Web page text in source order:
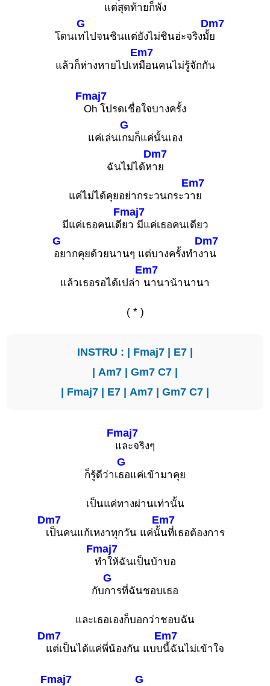
แต่สุดท้ายก็พัง
โดนเ
G
ทไปจนชินแต่ยังไม่ชินอ่ะจริงมั้
Dm7
ย
แล้วก็ห่างหายไปเห
Em7
มือนคนไม่รู้จักกัน
Fmaj7
Oh โปรดเชื่อใจบางครั้ง
แค่เล่นเ
G
กมก็แค่นั้นเอง
ฉันไม่ได้ห
Dm7
าย
แค่ไม่ได้คุยอย่ากระวนกระว
Em7
าย
มีแค่เธอคนเดี
Fmaj7
ยว มีแค่เธอคนเดียว
G
อยากคุยด้วยนานๆ แต่บางครั้งทำง
Dm7
าน
แล้วเธอรอได้เปล่า
Em7
นานาน้านานา
( * )
INSTRU : | Fmaj7 | E7 |
| Am7 | Gm7 C7 |
| Fmaj7 | E7 | Am7 | Gm7 C7 |
Fmaj7
และจริงๆ
ก็รู้ดีว่าเ
G
ธอแค่เข้ามาคุย
เป็นแค่ทางผ่านเท่านั้น
Dm7
เป็นคนแก้เหงาทุกวัน แค่นั้
Em7
นที่เธอต้องการ
Fmaj7
ทำให้ฉันเป็นบ้าบอ
กับ
G
การที่ฉันชอบเธอ
และเธอเองก็บอกว่าชอบฉัน
Dm7
แต่เป็นได้แค่พี่น้องกัน แบบ
Em7
นี้ฉันไม่เข้าใจ
Fmaj7 G